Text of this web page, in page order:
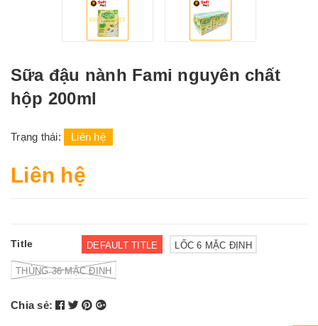
Sữa đậu nành Fami nguyên chất
hộp 200ml
Trạng thái: Liên hệ
Liên hệ
Title DEFAULT TITLE LỐC 6 MẶC ĐỊNH
THÙNG 36 MẶC ĐỊNH
Chia sẻ: